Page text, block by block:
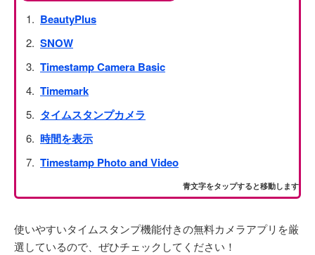
BeautyPlus
SNOW
Timestamp Camera Basic
Timemark
タイムスタンプカメラ
時間を表示
Timestamp Photo and Video
青文字をタップすると移動します
使いやすいタイムスタンプ機能付きの無料カメラアプリを厳
選しているので、ぜひチェックしてください！